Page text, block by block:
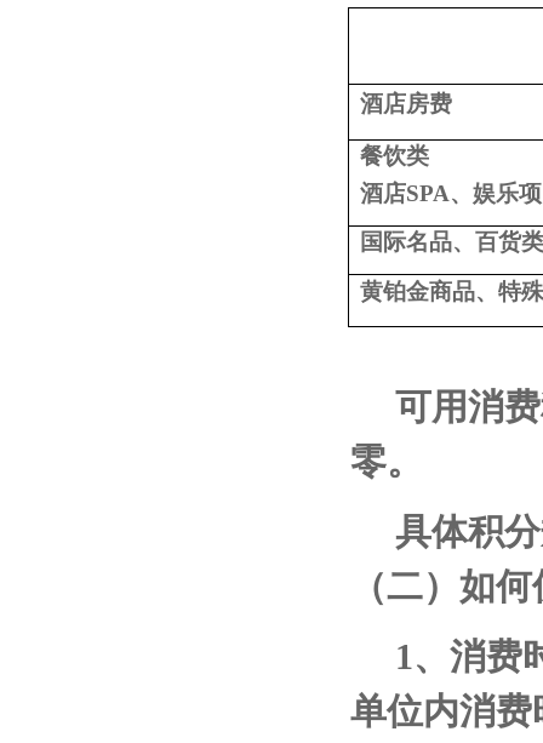
酒店房费
餐饮类
酒店SPA、娱乐
国际名品、百货
黄铂金商品、特
可用消
零。
具体积
（二）如
1、消费
单位内消